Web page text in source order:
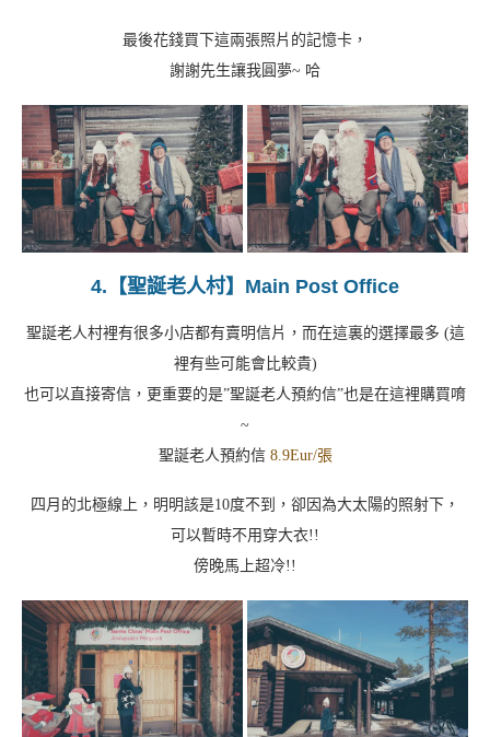
最後花錢買下這兩張照片的記憶卡，
謝謝先生讓我圓夢~ 哈
4.【聖誕老人村】Main Post Office
聖誕老人村裡有很多小店都有賣明信片，而在這裏的選擇最多 (這
裡有些可能會比較貴)
也可以直接寄信，更重要的是”聖誕老人預約信”也是在這裡購買唷
~
聖誕老人預約信 8.9Eur/張
四月的北極線上，明明該是10度不到，卻因為大太陽的照射下，
可以暫時不用穿大衣!!
傍晚馬上超冷!!